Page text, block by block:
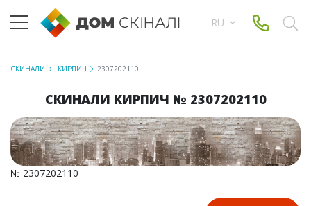
RU
СКИНАЛИ КИРПИЧ 2307202110
СКИНАЛИ КИРПИЧ № 2307202110
№ 2307202110